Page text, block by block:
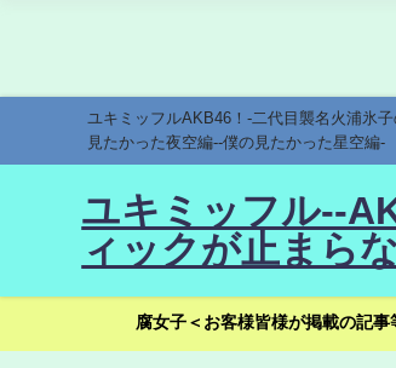
ユキミッフルAKB46！-二代目襲名火浦氷
見たかった夜空編--僕の見たかった星空編-
ユキミッフル--
ィックが止まら
腐女子＜お客様皆様が掲載の記